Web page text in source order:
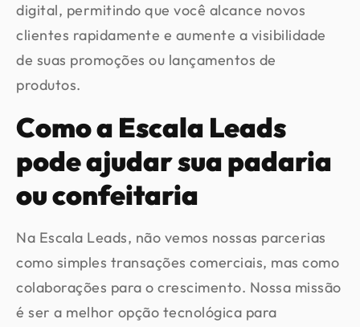
digital, permitindo que você alcance novos
clientes rapidamente e aumente a visibilidade
de suas promoções ou lançamentos de
produtos.
Como a Escala Leads
pode ajudar sua padaria
ou confeitaria
Na Escala Leads, não vemos nossas parcerias
como simples transações comerciais, mas como
colaborações para o crescimento. Nossa missão
é ser a melhor opção tecnológica para